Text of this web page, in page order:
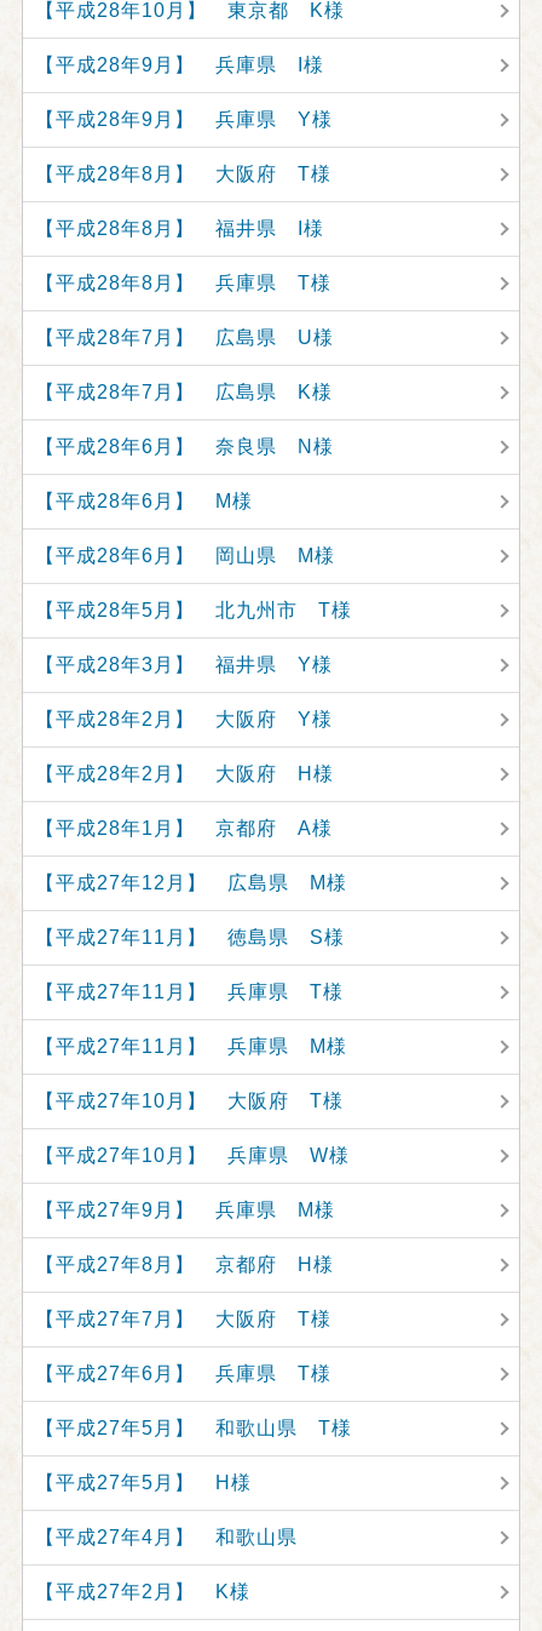
【平成28年10月】 東京都 K様
【平成28年9月】 兵庫県 I様
【平成28年9月】 兵庫県 Y様
【平成28年8月】 大阪府 T様
【平成28年8月】 福井県 I様
【平成28年8月】 兵庫県 T様
【平成28年7月】 広島県 U様
【平成28年7月】 広島県 K様
【平成28年6月】 奈良県 N様
【平成28年6月】 M様
【平成28年6月】 岡山県 M様
【平成28年5月】 北九州市 T様
【平成28年3月】 福井県 Y様
【平成28年2月】 大阪府 Y様
【平成28年2月】 大阪府 H様
【平成28年1月】 京都府 A様
【平成27年12月】 広島県 M様
【平成27年11月】 徳島県 S様
【平成27年11月】 兵庫県 T様
【平成27年11月】 兵庫県 M様
【平成27年10月】 大阪府 T様
【平成27年10月】 兵庫県 W様
【平成27年9月】 兵庫県 M様
【平成27年8月】 京都府 H様
【平成27年7月】 大阪府 T様
【平成27年6月】 兵庫県 T様
【平成27年5月】 和歌山県 T様
【平成27年5月】 H様
【平成27年4月】 和歌山県
【平成27年2月】 K様